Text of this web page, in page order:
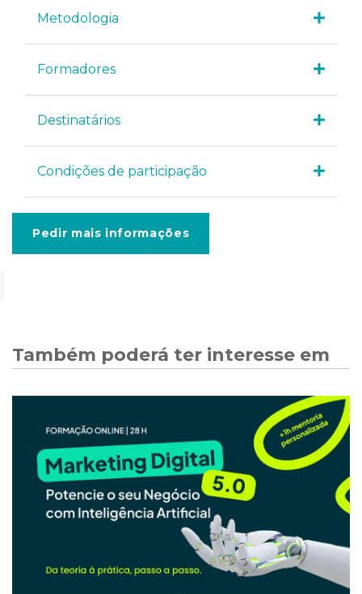
Metodologia
Formadores
Destinatários
Condições de participação
Pedir mais informações
Também poderá ter interesse em